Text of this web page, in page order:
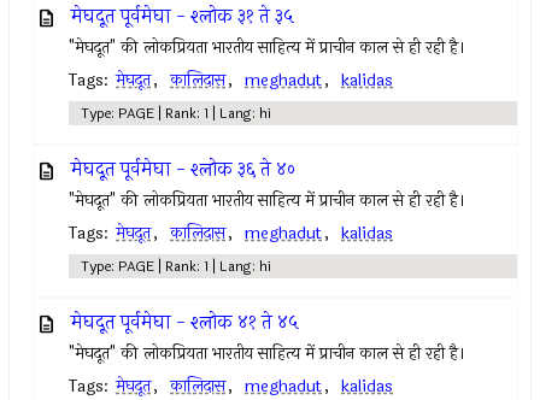
मेघदूत पूर्वमेघा - श्लोक ३१ ते ३५
"मेघदूत" की लोकप्रियता भारतीय साहित्य में प्राचीन काल से ही रही है।
Tags: मेघदूत, कालिदास, meghadut, kalidas
Type: PAGE | Rank: 1 | Lang: hi
मेघदूत पूर्वमेघा - श्लोक ३६ ते ४०
"मेघदूत" की लोकप्रियता भारतीय साहित्य में प्राचीन काल से ही रही है।
Tags: मेघदूत, कालिदास, meghadut, kalidas
Type: PAGE | Rank: 1 | Lang: hi
मेघदूत पूर्वमेघा - श्लोक ४१ ते ४५
"मेघदूत" की लोकप्रियता भारतीय साहित्य में प्राचीन काल से ही रही है।
Tags: मेघदूत, कालिदास, meghadut, kalidas